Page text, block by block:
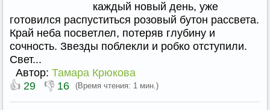
каждый новый день, уже
готовился распуститься розовый бутон рассвета.
Край неба посветлел, потеряв глубину и
сочность. Звезды поблекли и робко отступили.
Свет...
Автор: Тамара Крюкова
👍 29 👎 16 (Время чтения: 1 мин.)